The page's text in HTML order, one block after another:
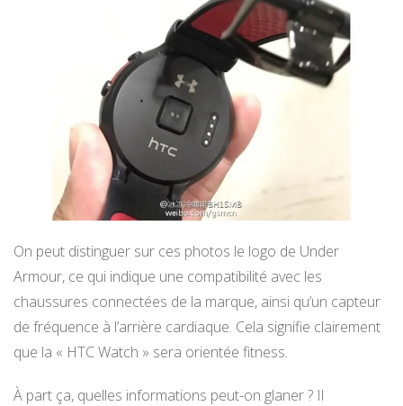
On peut distinguer sur ces photos le logo de Under
Armour, ce qui indique une compatibilité avec les
chaussures connectées de la marque, ainsi qu’un capteur
de fréquence à l’arrière cardiaque. Cela signifie clairement
que la « HTC Watch » sera orientée fitness.
À part ça, quelles informations peut-on glaner ? Il